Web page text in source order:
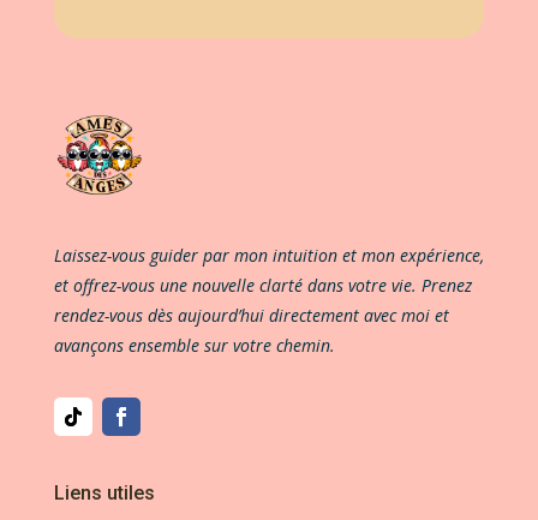
Laissez-vous guider par mon intuition et mon expérience,
et offrez-vous une nouvelle clarté dans votre vie. Prenez
rendez-vous dès aujourd’hui directement avec moi et
avançons ensemble sur votre chemin.
Liens utiles